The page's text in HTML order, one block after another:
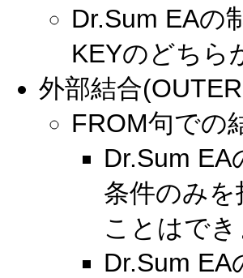
Dr.Sum EAの
KEYのどちら
外部結合
FROM句での
Dr.Sum
条件のみ
ことはでき
Dr.Sum